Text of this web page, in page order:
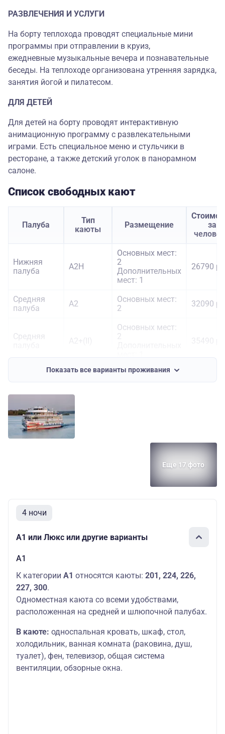
РАЗВЛЕЧЕНИЯ И УСЛУГИ
На борту теплохода проводят специальные мини
программы при отправлении в круиз,
ежедневные музыкальные вечера и познавательные
беседы. На теплоходе организована утренняя зарядка,
занятия йогой и пилатесом.
ДЛЯ ДЕТЕЙ
Для детей на борту проводят интерактивную
анимационную программу с развлекательными
играми. Есть специальное меню и стульчики в
ресторане, а также детский уголок в панорамном
салоне.
Список свободных кают
Палуба
Тип
каюты
Размещение
за
Нижняя
палуба
А2Н
Основных мест:
2
Дополнительных
мест: 1
26790
Средняя
палуба
А2
Основных мест:
2
32090
Средняя
Основных мест:
2
Основных мест:
Шлюпочная
палуба
А1
Основных мест:
Дополнительных
44490
палуба
Показать все варианты проживания
Еще 17 фото
4 ночи
А1 или Люкс или другие варианты
А1
К категории А1 относятся каюты: 201, 224, 226,
227, 300.
Одноместная каюта со всеми удобствами,
расположенная на средней и шлюпочной палубах.
В каюте: односпальная кровать, шкаф, стол,
холодильник, ванная комната (раковина, душ,
туалет), фен, телевизор, общая система
вентиляции, обзорные окна.